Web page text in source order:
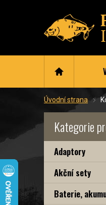
Úvodní strana
Kategorie
Adaptory
Akční sety
Baterie,